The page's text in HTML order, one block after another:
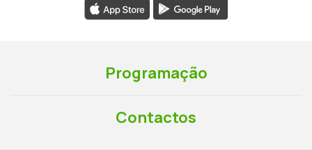
Programação
Contactos